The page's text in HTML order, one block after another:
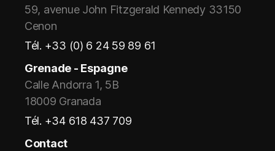
59, avenue John Fitzgerald Kennedy 33150
Cenon
Tél. +33 (0) 6 24 59 89 61
Grenade - Espagne
Calle Andorra 1, 5B
18009 Granada
Tél. +34 618 437 709
Contact